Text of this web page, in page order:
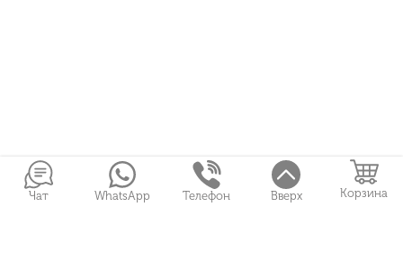
Чат WhatsApp Телефон Вверх Корзина